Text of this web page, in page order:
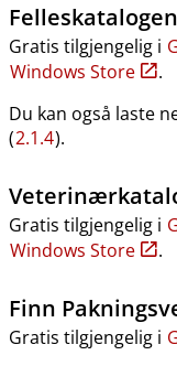
Felleskatalogen
Gratis tilgjengelig i
Windows Store
.
Du kan også laste
(2.1.4).
Gratis tilgjengelig i
Windows Store
.
Finn
Gratis tilgjengelig i